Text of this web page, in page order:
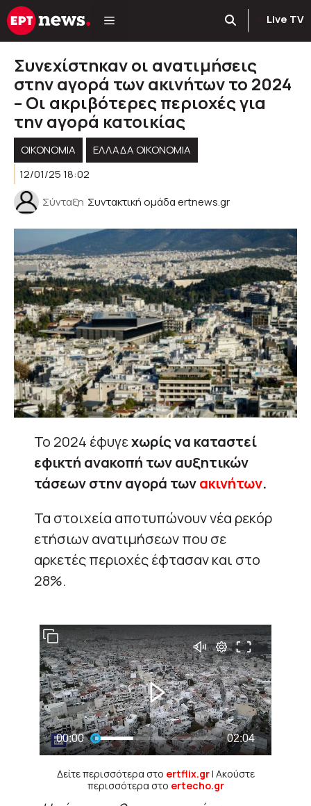
Μετάβαση
σε
Live TV
Συνεχίστηκαν οι ανατιμήσεις
στην αγορά των ακινήτων το 2024
– Οι ακριβότερες περιοχές για
την αγορά κατοικίας
ΟΙΚΟΝΟΜΙΑ
ΕΛΛΆΔΑ ΟΙΚΟΝΟΜΊΑ
12/01/25 18:02
Σύνταξη Συντακτική ομάδα ertnews.gr
Το 2024 έφυγεχωρίς να καταστεί
εφικτή ανακοπή των αυξητικών
τάσεων στην αγορά τωνακινήτων.
Τα στοιχεία αποτυπώνουν νέα ρεκόρ
ετήσιων ανατιμήσεων που σε
αρκετές περιοχές έφτασαν και στο
28%.
Δείτε περισσότερα στο ertflix.gr| Ακούστε
περισσότερα στο ertecho.gr